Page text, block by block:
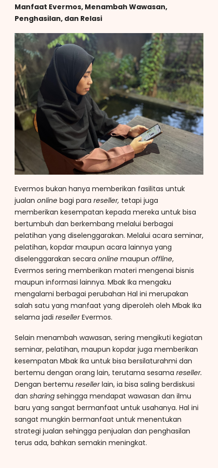
Manfaat Evermos, Menambah Wawasan,
Penghasilan, dan Relasi
Evermos bukan hanya memberikan fasilitas untuk
jualan online bagi para reseller, tetapi juga
memberikan kesempatan kepada mereka untuk bisa
bertumbuh dan berkembang melalui berbagai
pelatihan yang diselenggarakan. Melalui acara seminar,
pelatihan, kopdar maupun acara lainnya yang
diselenggarakan secara online maupun offline,
Evermos sering memberikan materi mengenai bisnis
maupun informasi lainnya. Mbak Ika mengaku
mengalami berbagai perubahan Hal ini merupakan
salah satu yang manfaat yang diperoleh oleh Mbak Ika
selama jadi resellerEvermos.
Selain menambah wawasan, sering mengikuti kegiatan
seminar, pelatihan, maupun kopdar juga memberikan
kesempatan Mbak Ika untuk bisa bersilaturahmi dan
bertemu dengan orang lain, terutama sesama reseller.
Dengan bertemu resellerlain, ia bisa saling berdiskusi
dan sharing sehingga mendapat wawasan dan ilmu
baru yang sangat bermanfaat untuk usahanya. Hal ini
sangat mungkin bermanfaat untuk menentukan
strategi jualan sehingga penjualan dan penghasilan
terus ada, bahkan semakin meningkat.